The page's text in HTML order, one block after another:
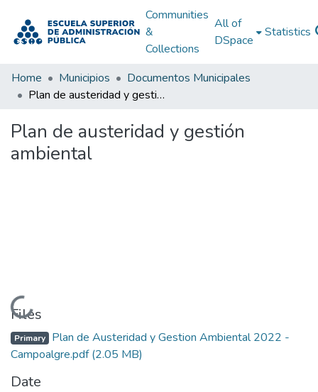
Communities
&
Collections
All of
DSpace
Statistics
Home Municipios
Documentos Municipales
Plan de austeridad y gestión ambiental
Plan de austeridad y gestión
ambiental
Loading...
Files
Primary Plan de Austeridad y Gestion Ambiental 2022 -
Campoalgre.pdf(2.05 MB)
Date